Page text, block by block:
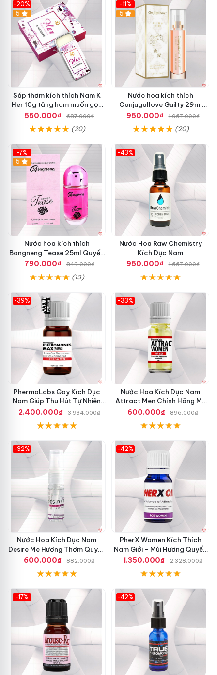
-20%
5
Sáp thơm kích thích Nam K
Her 10g tăng ham muốn gọn
nhẹ tiện lợi
550.000₫ 687.000₫
(20)
-11%
5
Nước hoa kích thích
Conjugallove Guilty 29ml
Pheromone quyến rũ
950.000₫ 1.067.000₫
(20)
-7%
5
Nước hoa kích thích
Bangneng Tease 25ml Quyến
rũ Tự tin Thu hút
790.000₫ 849.000₫
(13)
-43%
Nước Hoa Raw Chemistry
Kích Dục Nam
950.000₫
1.667.000₫
-39%
PhermaLabs Gay Kích Dục
Nam Giúp Thu Hút Tự Nhiên
An Toàn Mỹ
2.400.000₫ 3.934.000₫
-33%
Nước Hoa Kích Dục Nam
Attract Men Chính Hãng Mỹ
Tăng Ham Muốn
600.000₫ 896.000₫
-32%
Nước Hoa Kích Dục Nam
Desire Me Hương Thơm Quyến
Rũ Tăng Ham Muốn
600.000₫ 882.000₫
-42%
PherX Women Kích Thích
Nam Giới - Mùi Hương Quyến
Rũ, Hấp Dẫn
1.350.000₫ 2.328.000₫
-17% -42%